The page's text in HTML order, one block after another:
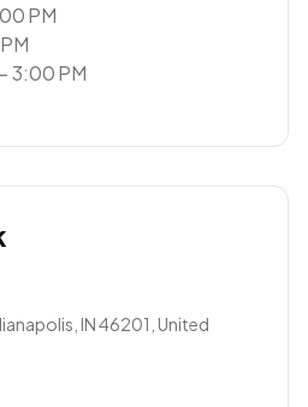
PM
3:00 PM
IN 46201, United